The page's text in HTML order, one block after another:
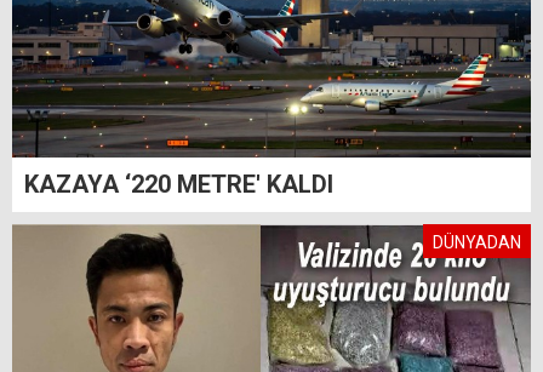
KAZAYA ‘220 METRE' KALDI
DÜNYADAN